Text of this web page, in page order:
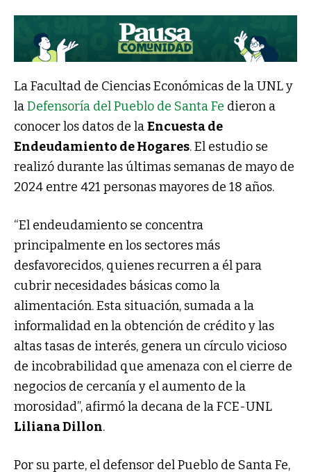
La Facultad de Ciencias Económicas de la UNL y
laDefensoría del Pueblo de Santa Fe dieron a
conocer los datos de laEncuesta de
Endeudamiento de Hogares. El estudio se
realizó durante las últimas semanas de mayo de
2024 entre 421 personas mayores de 18 años.
“El endeudamiento se concentra
principalmente en los sectores más
desfavorecidos, quienes recurren a él para
cubrir necesidades básicas como la
alimentación. Esta situación, sumada a la
informalidad en la obtención de crédito y las
altas tasas de interés, genera un círculo vicioso
de incobrabilidad que amenaza con el cierre de
negocios de cercanía y el aumento de la
morosidad”, afirmó la decana de la FCE-UNL
Liliana Dillon.
Por su parte, el defensor del Pueblo de Santa Fe,